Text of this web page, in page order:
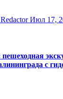
RedactorИюл 17,
с